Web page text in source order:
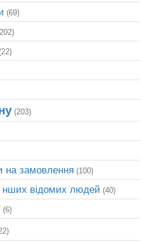
(69)
(203)
на замовлення (100)
нших відомих людей (40)
(6)